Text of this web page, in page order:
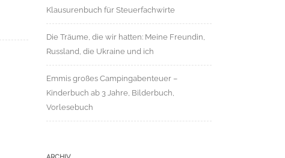
Klausurenbuch für Steuerfachwirte
Die Träume, die wir hatten: Meine Freundin,
Russland, die Ukraine und ich
Emmis großes Campingabenteuer –
Kinderbuch ab 3 Jahre, Bilderbuch,
Vorlesebuch